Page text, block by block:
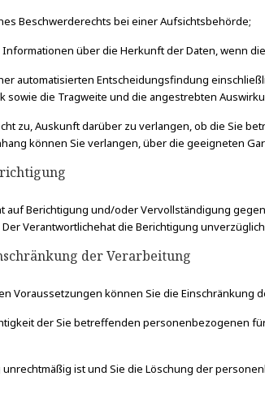
Beschwerderechts bei einer Aufsichtsbehörde;
Informationen über die Herkunft der Daten, wenn
automatisierten Entscheidungsfindung
sowie die Tragweite und die angestrebten
zu, Auskunft darüber zu verlangen, ob die Sie
können Sie verlangen, über die geeigneten
auf Berichtigung und/oder Vervollständigung
Verantwortlichehat die Berichtigung
der Verarbeitung
Voraussetzungen können Sie die
der Sie betreffenden personenbezogenen
unrechtmäßig ist und Sie die Löschung der